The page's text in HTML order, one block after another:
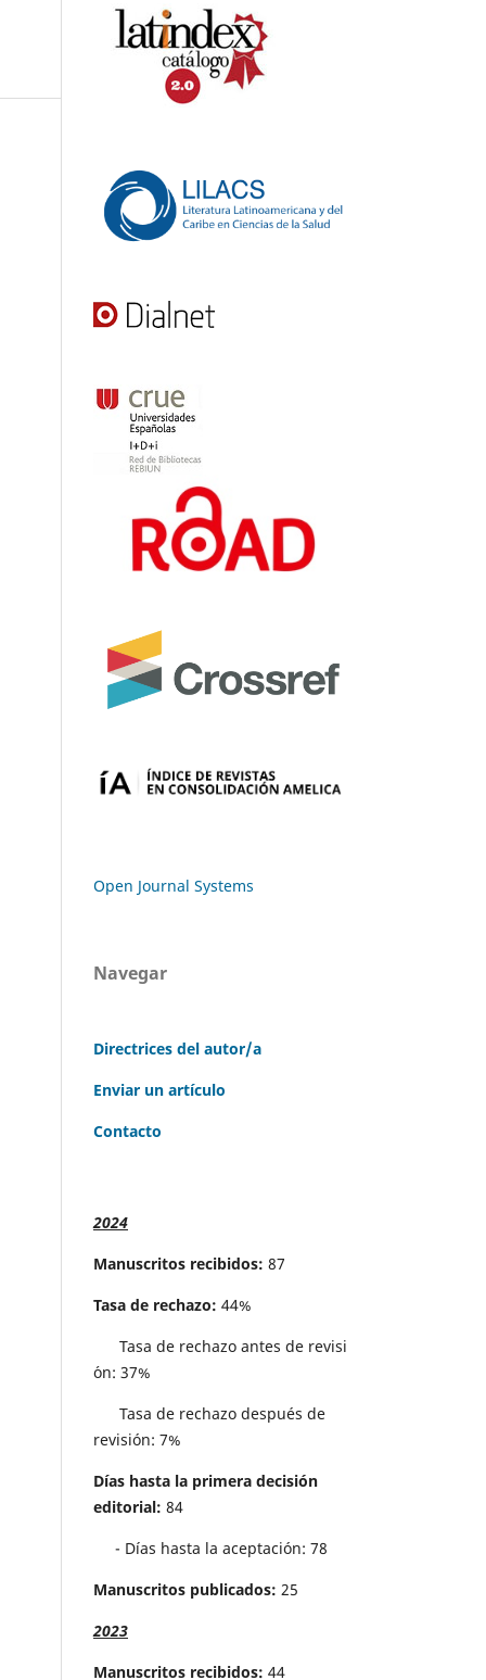
Open Journal Systems
Navegar
Directrices del autor/a
Enviar un artículo
Contacto
2024
Manuscritos recibidos: 87
Tasa de rechazo: 44%
Tasa de rechazo antes de revisi
´on: 37%
Tasa de rechazo después de
revisión: 7%
Días hasta la primera decisión
editorial: 84
- Días hasta la aceptación: 78
Manuscritos publicados: 25
2023
Manuscritos recibidos: 44